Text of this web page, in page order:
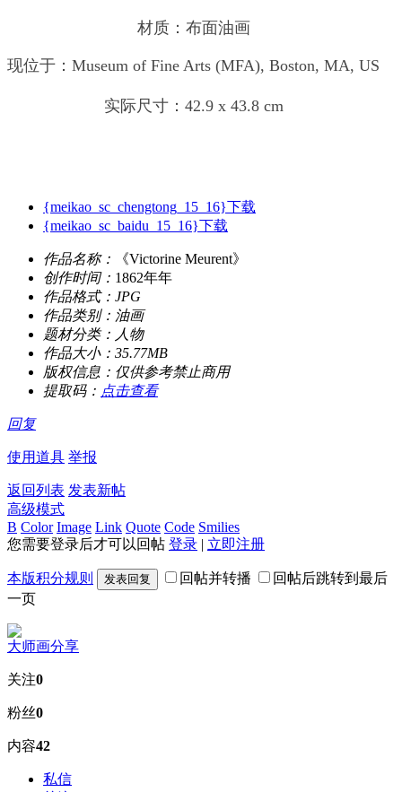
材质：布面油画
现位于：Museum of Fine Arts (MFA), Boston, MA, US
实际尺寸：42.9 x 43.8 cm
{meikao_sc_chengtong_15_16}下载
{meikao_sc_baidu_15_16}下载
作品名称：
《Victorine Meurent》
创作时间： 1862年年
作品格式： JPG
作品类别： 油画
题材分类： 人物
作品大小： 35.77MB
版权信息： 仅供参考禁止商用
提取码： 点击查看
回复
使用道具 举报
返回列表 发表新帖
高级模式
B Color Image Link Quote Code Smilies
您需要登录后才可以回帖 登录 | 立即注册
本版积分规则 发表回复 回帖并转播
回帖后跳转到最后
一页
大师画分享
关注0
粉丝0
内容42
私信